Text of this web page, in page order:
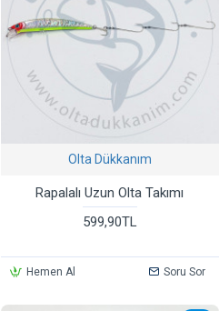
Olta Dükkanım
Rapalalı Uzun Olta Takımı
599,90TL
Hemen Al Soru Sor